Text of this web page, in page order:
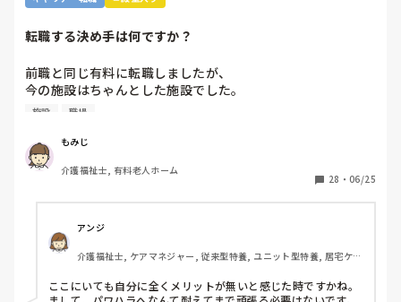
転職する決め手は何ですか？
前職と同じ有料に転職しましたが、
今の施設はちゃんとした施設でした。
いつもご機嫌を伺うみたいなとこが
あり、機嫌が悪いと理不尽に叱られる
みたいなとこがあり凹んだりしてました。
6月入社して最初は違い過ぎる事ばかりで
戸惑い、仕事を覚えるのが大変でしたが、
介護の仕事だけに集中出来る今の職場は
有難いなと感謝しています。
皆さんの転職する決め手は何ですか？
施設 職場
もみじ
介護福祉士, 有料老人ホーム
28 ・ 06/25
アンジ
介護福祉士, ケアマネジャー, 従来型特養, ユニット型特養, 居宅ケア
ここにいても自分に全くメリットが無いと感じた時ですかね。